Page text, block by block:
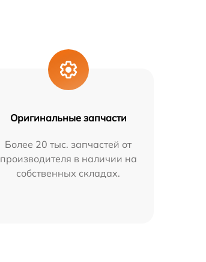
Оригинальные запчасти
Более 20 тыс. запчастей от
производителя в наличии на
собственных складах.